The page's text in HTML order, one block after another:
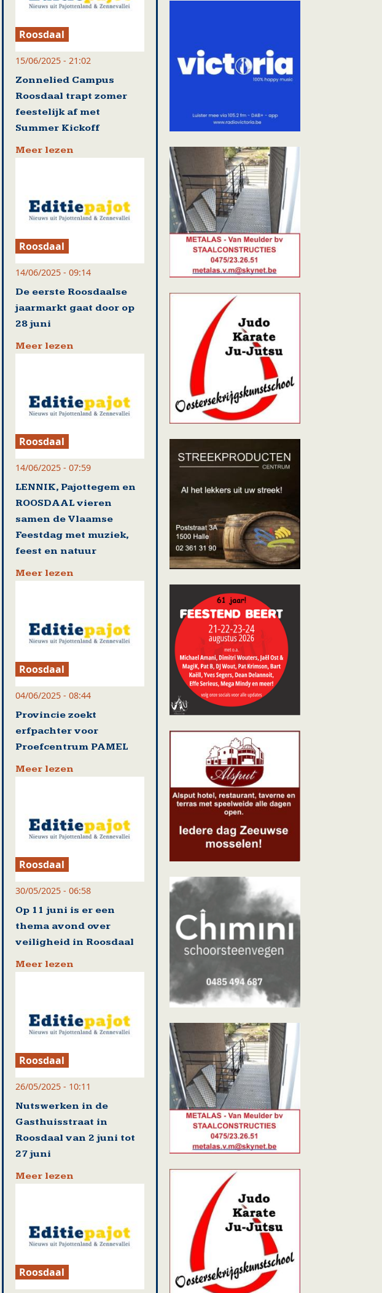
Roosdaal
15/06/2025 - 21:02
Zonnelied Campus
Roosdaal trapt zomer
feestelijk af met
Summer Kickoff
Meer lezen
Roosdaal
14/06/2025 - 09:14
De eerste Roosdaalse
jaarmarkt gaat door op
28 juni
Meer lezen
Roosdaal
14/06/2025 - 07:59
LENNIK, Pajottegem en
ROOSDAAL vieren
samen de Vlaamse
Feestdag met muziek,
feest en natuur
Meer lezen
Roosdaal
04/06/2025 - 08:44
Provincie zoekt
erfpachter voor
Proefcentrum PAMEL
Meer lezen
Roosdaal
30/05/2025 - 06:58
Op 11 juni is er een
thema avond over
veiligheid in Roosdaal
Meer lezen
Roosdaal
26/05/2025 - 10:11
Nutswerken in de
Gasthuisstraat in
Roosdaal van 2 juni tot
27 juni
Meer lezen
Roosdaal